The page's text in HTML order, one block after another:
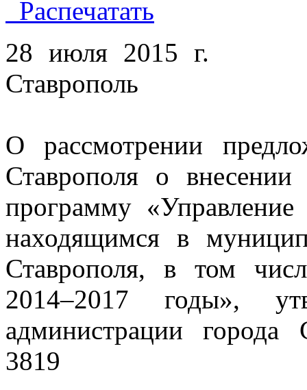
Распечатать
28 июля 2015 г.
Ставрополь
О рассмотрении
Ставрополя о
программу
находящимся в
Ставрополя, в том
2014–2017 годы»,
администрации
3819